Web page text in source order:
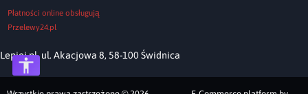
Płatności online obsługują
Przelewy24.pl
Lepiej.pl, ul. Akacjowa 8, 58-100 Świdnica